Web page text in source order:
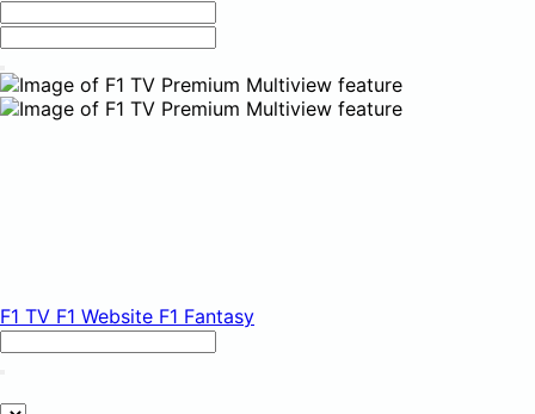
F1 TV F1 Website F1 Fantasy